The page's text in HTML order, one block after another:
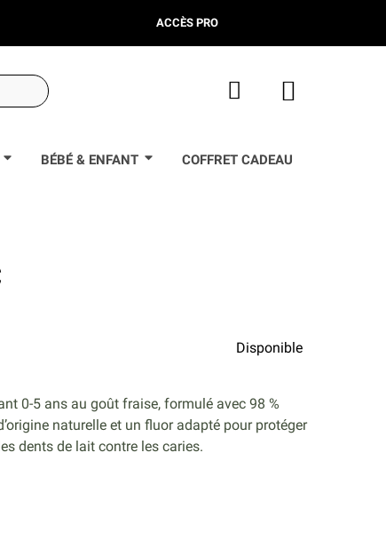
ACCÈS PRO
BÉBÉ & ENFANT COFFRET CADEAU
Disponible
0-5 ans au goût fraise, formulé avec 98 %
naturelle et un fluor adapté pour protéger
dents de lait contre les caries.